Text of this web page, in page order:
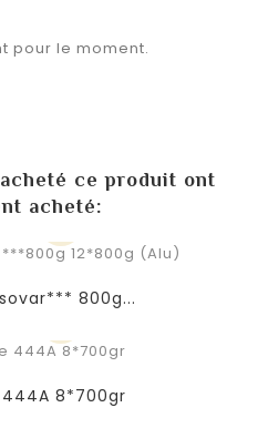
pour le moment.
ce produit ont
acheté:
800g...
8*700gr